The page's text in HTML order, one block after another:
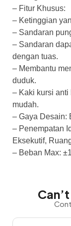
– Fitur Khusus:
– Ketinggian
– Sandaran
– Sandaran
dengan tuas.
– Membantu
duduk.
– Kaki kursi anti
mudah.
– Gaya Desain:
– Penempatan
Eksekutif,
– Beban Max: